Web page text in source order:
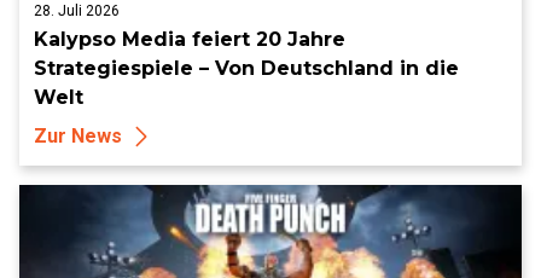
28. Juli 2026
Kalypso Media feiert 20 Jahre
Strategiespiele – Von Deutschland in die
Welt
Zur News